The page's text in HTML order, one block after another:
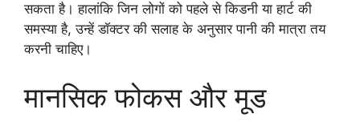
सकता है। हालांकि जिन लोगों को पहले से किडनी या हार्ट की
समस्या है, उन्हें डॉक्टर की सलाह के अनुसार पानी की मात्रा तय
करनी चाहिए।
मानसिक फोकस और मूड